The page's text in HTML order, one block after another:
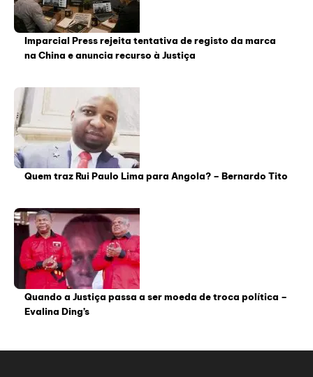
Imparcial Press rejeita tentativa de registo da marca
na China e anuncia recurso à Justiça
Quem traz Rui Paulo Lima para Angola? – Bernardo Tito
Quando a Justiça passa a ser moeda de troca política –
Evalina Ding’s